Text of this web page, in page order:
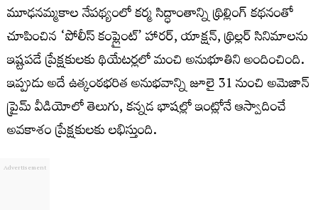
మూఢనమ్మకాల నేపథ్యంలో కర్మ సిద్ధాంతాన్ని థ్రిల్లింగ్ కథనంతో
చూపించిన ‘పోలీస్ కంప్లైంట్’ హారర్, యాక్షన్, థ్రిల్లర్ సినిమాలను
ఇష్టపడే ప్రేక్షకులకు థియేటర్లలో మంచి అనుభూతిని అందించింది.
ఇప్పుడు అదే ఉత్కంఠభరిత అనుభవాన్ని జూలై 31 నుంచి అమెజాన్
ప్రైమ్ వీడియోలో తెలుగు, కన్నడ భాషల్లో ఇంట్లోనే ఆస్వాదించే
అవకాశం ప్రేక్షకులకు లభిస్తుంది.